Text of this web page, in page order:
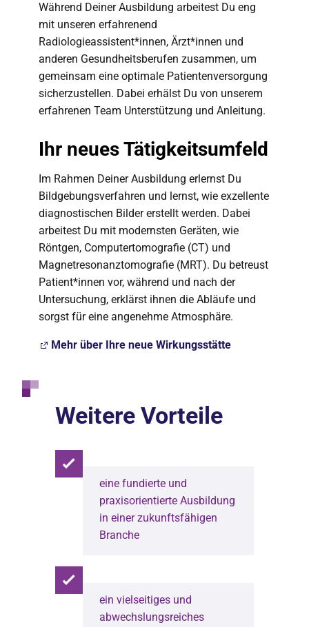
Während Deiner Ausbildung arbeitest Du eng
mit unseren erfahrenend
Radiologieassistent*innen, Ärzt*innen und
anderen Gesundheitsberufen zusammen, um
gemeinsam eine optimale Patientenversorgung
sicherzustellen. Dabei erhälst Du von unserem
erfahrenen Team Unterstützung und Anleitung.
Ihr neues Tätigkeitsumfeld
Im Rahmen Deiner Ausbildung erlernst Du
Bildgebungsverfahren und lernst, wie exzellente
diagnostischen Bilder erstellt werden. Dabei
arbeitest Du mit modernsten Geräten, wie
Röntgen, Computertomografie (CT) und
Magnetresonanztomografie (MRT). Du betreust
Patient*innen vor, während und nach der
Untersuchung, erklärst ihnen die Abläufe und
sorgst für eine angenehme Atmosphäre.
Mehr über Ihre neue Wirkungsstätte
Weitere Vorteile
eine fundierte und
praxisorientierte Ausbildung
in einer zukunftsfähigen
Branche
ein vielseitiges und
abwechslungsreiches